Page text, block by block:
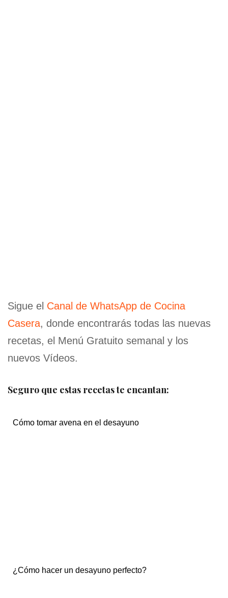
Sigue el Canal de WhatsApp de Cocina
Casera, donde encontrarás todas las nuevas
recetas, el Menú Gratuito semanal y los
nuevos Vídeos.
Seguro que estas recetas te encantan:
Cómo tomar avena en el desayuno
¿Cómo hacer un desayuno perfecto?